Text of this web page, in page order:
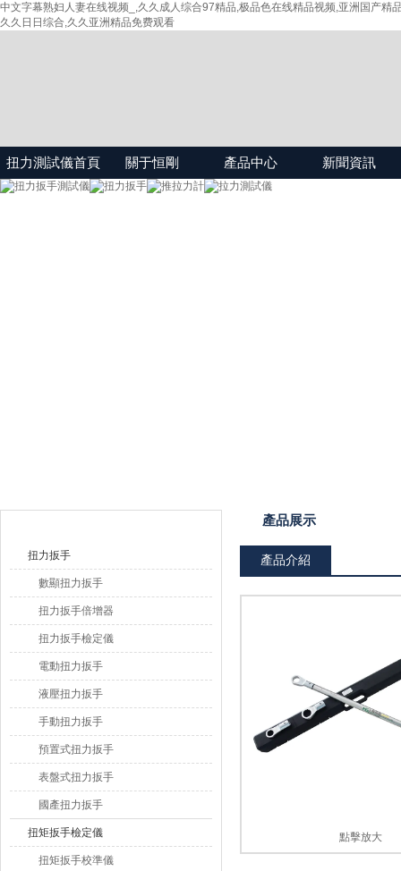
中文字幕熟妇人妻在线视频_,久久成人综合97精品,极品色在线精品视频,亚洲国产
久久日日综合,久久亚洲精品免费观看
扭力測試儀首頁 關于恒剛 產品中心 新聞資訊
扭力扳手
數顯扭力扳手
扭力扳手倍增器
扭力扳手檢定儀
電動扭力扳手
液壓扭力扳手
手動扭力扳手
預置式扭力扳手
表盤式扭力扳手
國產扭力扳手
扭矩扳手檢定儀
扭矩扳手校準儀
產品展示
產品介紹
點擊放大